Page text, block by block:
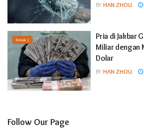
BY HAN ZHOU
Formula 1
Pria di Jakbar
Miliar dengan
Dolar
BY HAN ZHOU
Follow Our Page